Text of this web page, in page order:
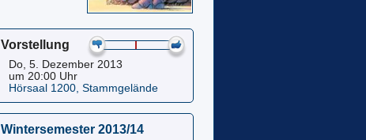
Vorstellung
Do, 5. Dezember 2013
um 20:00 Uhr
Hörsaal 1200, Stammgelände
Wintersemester 2013/14